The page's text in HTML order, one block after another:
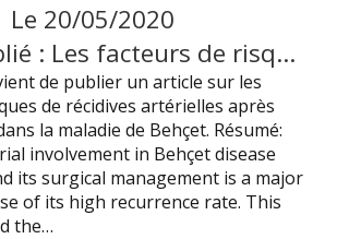
Le 20/05/2020
Article publié : Les facteurs de risques de récidive artérielle après chirurgie dans la maladie de Behçet.
de publier un article sur les
de récidives artérielles après
la maladie de Behçet. Résumé:
involvement in Behçet disease
its surgical management is a major
of its high recurrence rate. This
the…